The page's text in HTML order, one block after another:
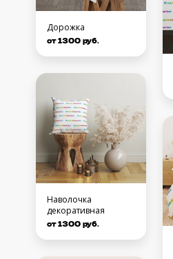
Дорожка
от 1300 руб.
Наволочка
декоративная
от 1300 руб.